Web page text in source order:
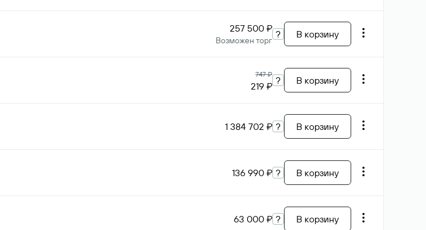
257 500 ₽
Возможен торг
? В корзину
747 ₽
219 ₽ ? В корзину
1 384 702 ₽ ? В корзину
136 990 ₽ ? В корзину
63 000 ₽ ? В корзину